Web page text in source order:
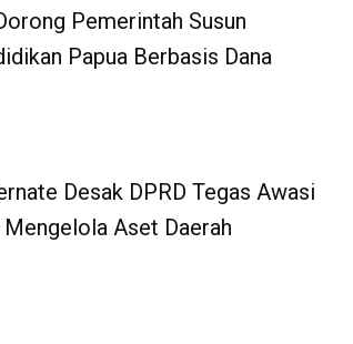
Pemerintah Susun
Papua Berbasis Dana
Desak DPRD Tegas Awasi
Aset Daerah